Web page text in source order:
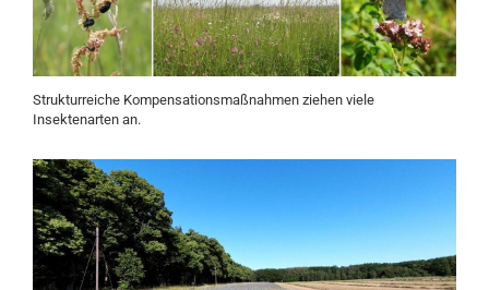
Strukturreiche Kompensationsmaßnahmen ziehen viele
Insektenarten an.